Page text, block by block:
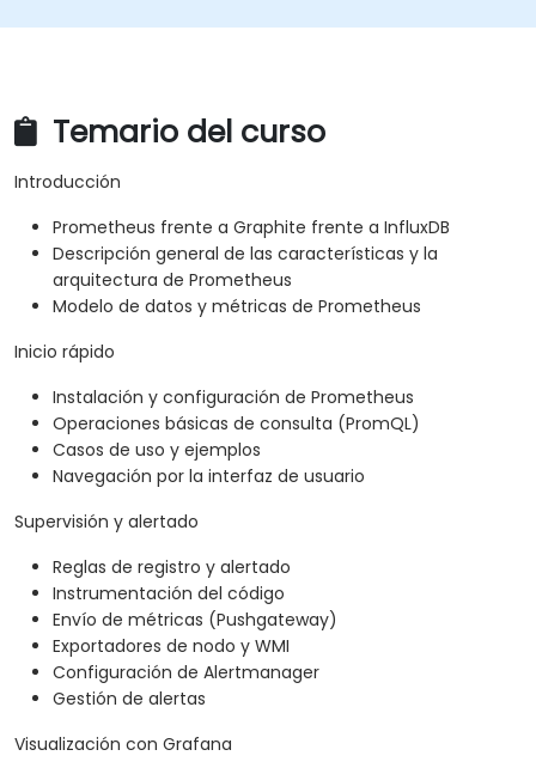
Temario del curso
Introducción
Prometheus frente a Graphite frente a InfluxDB
Descripción general de las características y la
arquitectura de Prometheus
Modelo de datos y métricas de Prometheus
Inicio rápido
Instalación y configuración de Prometheus
Operaciones básicas de consulta (PromQL)
Casos de uso y ejemplos
Navegación por la interfaz de usuario
Supervisión y alertado
Reglas de registro y alertado
Instrumentación del código
Envío de métricas (Pushgateway)
Exportadores de nodo y WMI
Configuración de Alertmanager
Gestión de alertas
Visualización con Grafana